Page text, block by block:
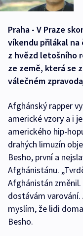
Praha - V Praze
víkendu přilákal
z hvězd letošního
ze země, která se
válečném
Afghánský rapper
americké vzory a i
amerického hip-
drahých limuzín
Besho, první a
Afghánistánu.
Afghánistán
dostávám varování.
myslím, že lidi
Besho.